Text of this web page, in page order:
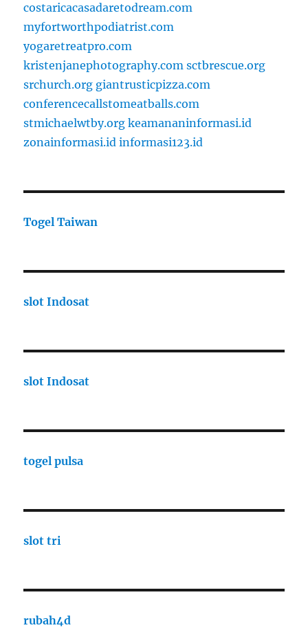
costaricacasadaretodream.com
myfortworthpodiatrist.com
yogaretreatpro.com
kristenjanephotography.com sctbrescue.org
srchurch.org giantrusticpizza.com
conferencecallstomeatballs.com
stmichaelwtby.org keamananinformasi.id
zonainformasi.id informasi123.id
Togel Taiwan
slot Indosat
slot Indosat
togel pulsa
slot tri
rubah4d